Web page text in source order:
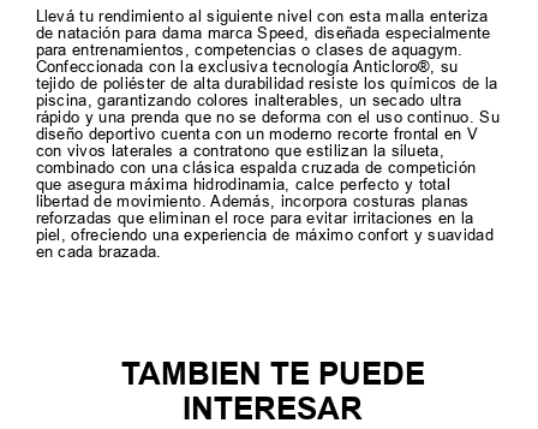
Llevá tu rendimiento al siguiente nivel con esta malla enteriza
de natación para dama marca Speed, diseñada especialmente
para entrenamientos, competencias o clases de aquagym.
Confeccionada con la exclusiva tecnología Anticloro®, su
tejido de poliéster de alta durabilidad resiste los químicos de la
piscina, garantizando colores inalterables, un secado ultra
rápido y una prenda que no se deforma con el uso continuo. Su
diseño deportivo cuenta con un moderno recorte frontal en V
con vivos laterales a contratono que estilizan la silueta,
combinado con una clásica espalda cruzada de competición
que asegura máxima hidrodinamia, calce perfecto y total
libertad de movimiento. Además, incorpora costuras planas
reforzadas que eliminan el roce para evitar irritaciones en la
piel, ofreciendo una experiencia de máximo confort y suavidad
en cada brazada.
TAMBIEN TE PUEDE
INTERESAR